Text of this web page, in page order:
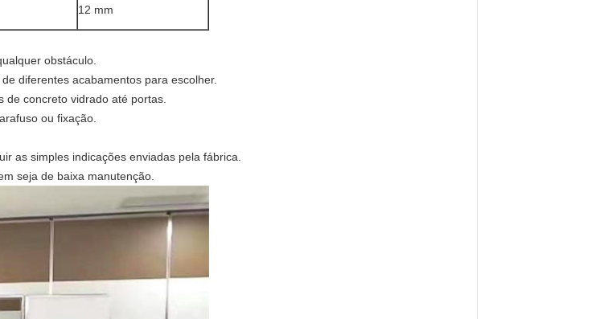
12 mm
obstáculo.
diferentes acabamentos para escolher.
de concreto vidrado até portas.
ou fixação.
as simples indicações enviadas pela fábrica.
seja de baixa manutenção.